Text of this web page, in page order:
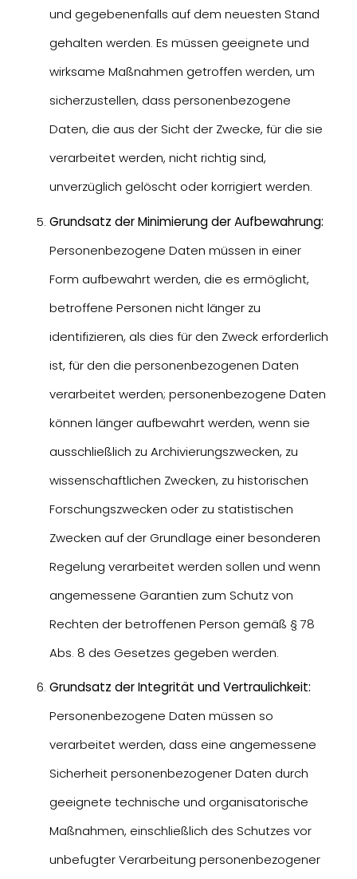
und gegebenenfalls auf dem neuesten Stand
gehalten werden. Es müssen geeignete und
wirksame Maßnahmen getroffen werden, um
sicherzustellen, dass personenbezogene
Daten, die aus der Sicht der Zwecke, für die sie
verarbeitet werden, nicht richtig sind,
unverzüglich gelöscht oder korrigiert werden.
Grundsatz der Minimierung der Aufbewahrung:
Personenbezogene Daten müssen in einer
Form aufbewahrt werden, die es ermöglicht,
betroffene Personen nicht länger zu
identifizieren, als dies für den Zweck erforderlich
ist, für den die personenbezogenen Daten
verarbeitet werden; personenbezogene Daten
können länger aufbewahrt werden, wenn sie
ausschließlich zu Archivierungszwecken, zu
wissenschaftlichen Zwecken, zu historischen
Forschungszwecken oder zu statistischen
Zwecken auf der Grundlage einer besonderen
Regelung verarbeitet werden sollen und wenn
angemessene Garantien zum Schutz von
Rechten der betroffenen Person gemäß § 78
Abs. 8 des Gesetzes gegeben werden.
Grundsatz der Integrität und Vertraulichkeit:
Personenbezogene Daten müssen so
verarbeitet werden, dass eine angemessene
Sicherheit personenbezogener Daten durch
geeignete technische und organisatorische
Maßnahmen, einschließlich des Schutzes vor
unbefugter Verarbeitung personenbezogener